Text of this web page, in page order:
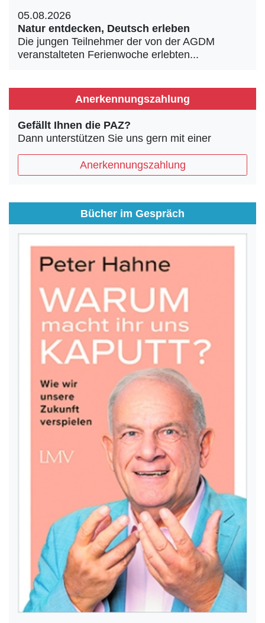
05.08.2026
Natur entdecken, Deutsch erleben
Die jungen Teilnehmer der von der AGDM
veranstalteten Ferienwoche erlebten...
Anerkennungszahlung
Gefällt Ihnen die PAZ?
Dann unterstützen Sie uns gern mit einer
Anerkennungszahlung
Bücher im Gespräch